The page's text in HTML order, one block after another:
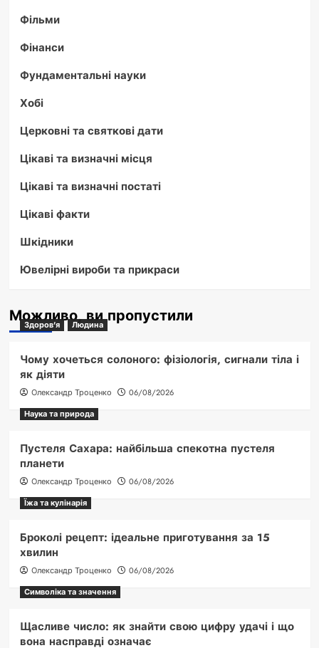
Фільми
Фінанси
Фундаментальні науки
Хобі
Церковні та святкові дати
Цікаві та визначні місця
Цікаві та визначні постаті
Цікаві факти
Шкідники
Ювелірні вироби та прикраси
Можливо, ви пропустили
Здоров'я Людина
Чому хочеться солоного: фізіологія, сигнали тіла і
як діяти
Олександр Троценко
06/08/2026
Наука та природа
Пустеля Сахара: найбільша спекотна пустеля
планети
Олександр Троценко
06/08/2026
Їжа та кулінарія
Броколі рецепт: ідеальне приготування за 15
хвилин
Олександр Троценко
06/08/2026
Символіка та значення
Щасливе число: як знайти свою цифру удачі і що
вона насправді означає